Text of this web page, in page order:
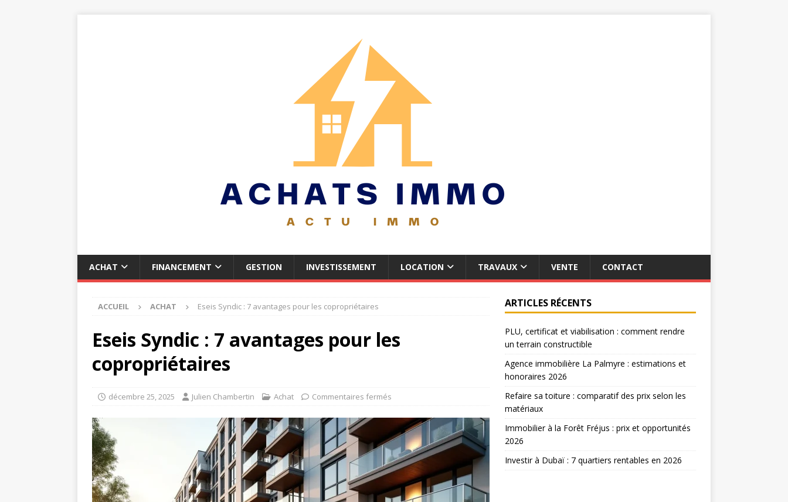
ACHAT FINANCEMENT GESTION INVESTISSEMENT LOCATION TRAVAUX VENTE CONTACT
ACCUEIL ACHAT Eseis Syndic : 7 avantages pour les copropriétaires
Eseis Syndic : 7 avantages pour les
copropriétaires
décembre 25, 2025 Julien Chambertin Achat Commentaires fermés
ARTICLES RÉCENTS
PLU, certificat et viabilisation : comment rendre
un terrain constructible
Agence immobilière La Palmyre : estimations et
honoraires 2026
Refaire sa toiture : comparatif des prix selon les
matériaux
Immobilier à la Forêt Fréjus : prix et opportunités
2026
Investir à Dubaï : 7 quartiers rentables en 2026